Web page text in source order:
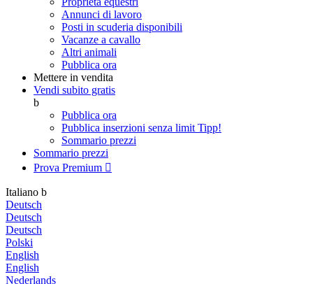
Annunci di lavoro
Posti in scuderia disponibili
Vacanze a cavallo
Altri animali
Pubblica ora
Mettere in vendita
Vendi subito gratis
b
Pubblica ora
Pubblica inserzioni senza limit Tipp!
Sommario prezzi
Sommario prezzi
Prova Premium 
Italiano b
Deutsch
Deutsch
Deutsch
Polski
English
English
Nederlands